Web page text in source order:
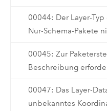
00044: Der Layer-
Nur-Schema-Pakete
00045: Zur
Beschreibung
00047: Das Layer-
unbekanntes